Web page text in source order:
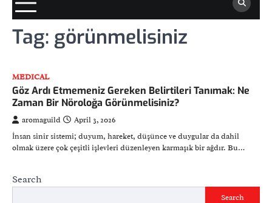
Tag: görünmelisiniz
MEDICAL
Göz Ardı Etmemeniz Gereken Belirtileri Tanımak: Ne
Zaman Bir Nöroloğa Görünmelisiniz?
aromaguild
April 3, 2026
İnsan sinir sistemi; duyum, hareket, düşünce ve duygular da dahil
olmak üzere çok çeşitli işlevleri düzenleyen karmaşık bir ağdır. Bu…
Search
Search